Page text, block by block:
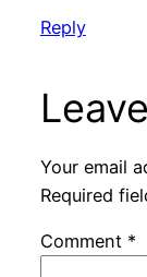
Reply
Your email
Required
Comment *